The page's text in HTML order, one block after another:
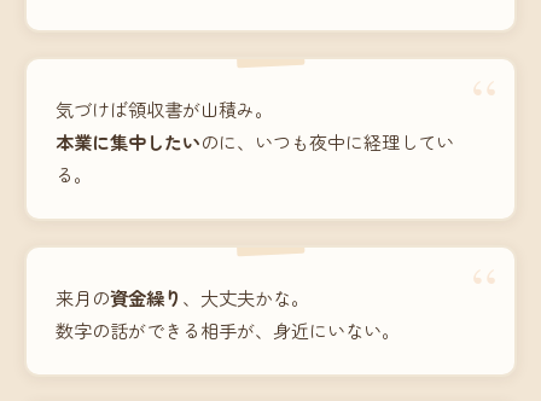
“
気づけば領収書が山積み。
本業に集中したいのに、いつも夜中に経理してい
る。
“
来月の資金繰り 、大丈夫かな。
数字の話ができる相手が、身近にいない。